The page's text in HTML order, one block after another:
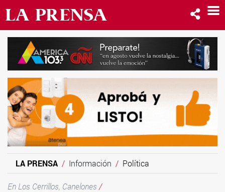
LA PRENSA Información Política
En Los Cerrillos, Canelones /